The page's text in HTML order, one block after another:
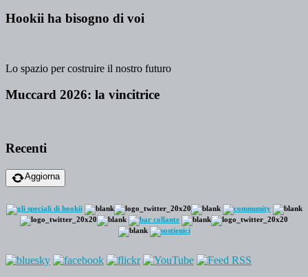
Hookii ha bisogno di voi
Lo spazio per costruire il nostro futuro
Muccard 2026: la vincitrice
Recenti
Aggiorna